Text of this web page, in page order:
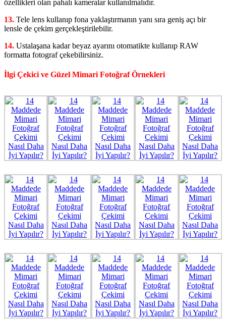
özellikleri olan pahalı kameralar kullanılmalıdır.
13. Tele lens kullanıp fona yaklaştırmanın yanı sıra geniş açı bir
lensle de çekim gerçekleştirilebilir.
14. Ustalaşana kadar beyaz ayarını otomatikte kullanıp RAW
formatta fotograf çekebilirsiniz.
İlgi Çekici ve Güzel Mimari Fotoğraf Örnekleri